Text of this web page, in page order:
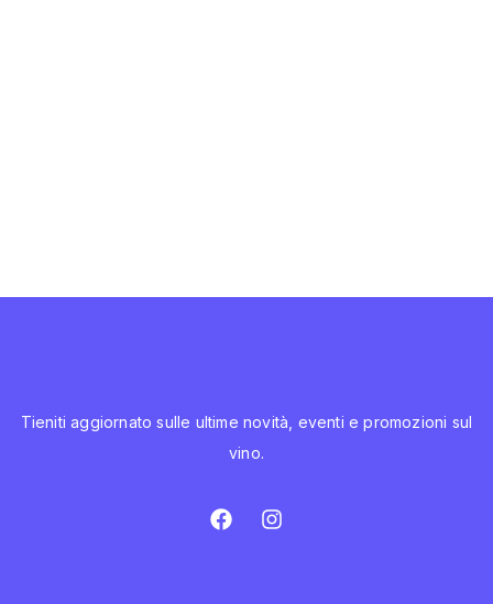
Tieniti aggiornato sulle ultime novità, eventi e promozioni sul
vino.